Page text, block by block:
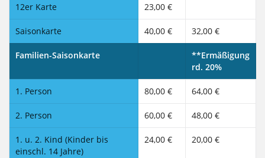
12er Karte 23,00 €
Saisonkarte 40,00 € 32,00 €
Familien-Saisonkarte
**Ermäßigung
rd. 20%
1. Person 80,00 € 64,00 €
2. Person 60,00 € 48,00 €
1. u. 2. Kind (Kinder bis
einschl. 14 Jahre)
24,00 € 20,00 €